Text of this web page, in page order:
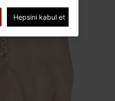
Hepsini kabul et